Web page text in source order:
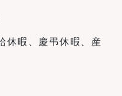
休暇、慶弔休暇、産